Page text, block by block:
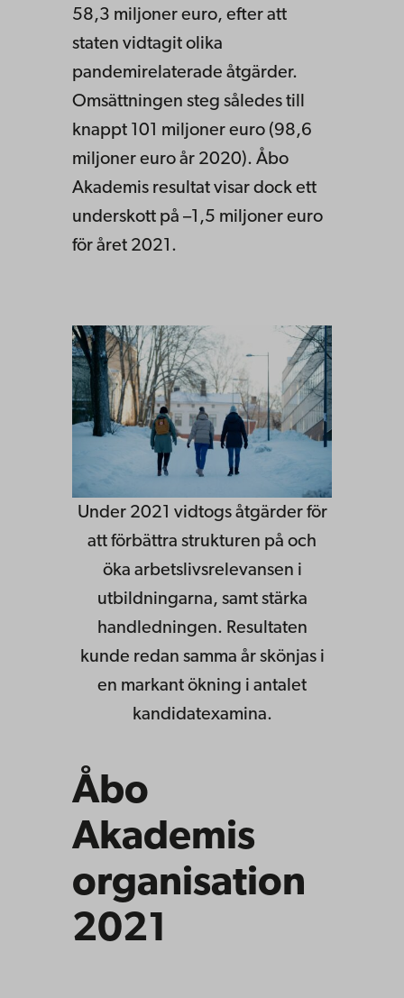
58,3 miljoner euro, efter att
staten vidtagit olika
pandemirelaterade åtgärder.
Omsättningen steg således till
knappt 101 miljoner euro (98,6
miljoner euro år 2020). Åbo
Akademis resultat visar dock ett
underskott på –1,5 miljoner euro
för året 2021.
Under 2021 vidtogs åtgärder för
att förbättra strukturen på och
öka arbetslivsrelevansen i
utbildningarna, samt stärka
handledningen. Resultaten
kunde redan samma år skönjas i
en markant ökning i antalet
kandidatexamina.
Åbo
Akademis
organisation
2021